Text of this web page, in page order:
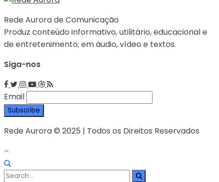
Rede Aurora de Comunicação
Produz conteúdo informativo, utilitário, educacional e
de entretenimento; em áudio, vídeo e textos.
Siga-nos
Email
Rede Aurora © 2025 | Todos os Direitos Reservados